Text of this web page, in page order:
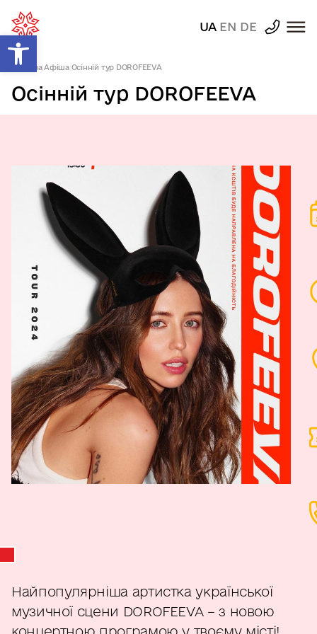
Відкрити Панель інструментів
UA EN DE
Головна|Афіша| Осінній тур DOROFEEVA
Осінній тур DOROFEEVA
Найпопулярніша артистка української
музичної сцени DOROFEEVA – з новою